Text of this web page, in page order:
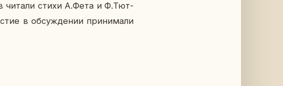
читали стихи А.Фета и Ф.Тют­
в об­суж­де­нии при­ни­ма­ли